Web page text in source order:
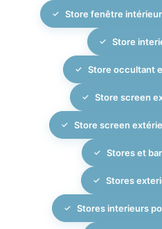
Store fenêtre
Store
Store occultant
Store screen
Store screen
Stores et
Stores
Stores interieurs